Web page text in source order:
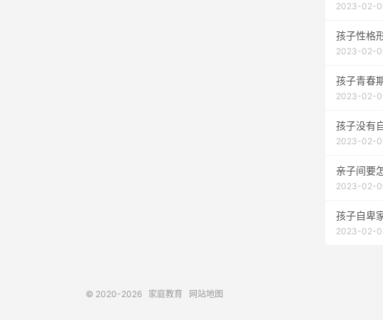
2023-02-
孩子性格
2023-02-
孩子青春
2023-02-
孩子没有
2023-02-
亲子间要
2023-02-
孩子自卑
2023-02-
© 2020-2026 家庭教育 网站地图